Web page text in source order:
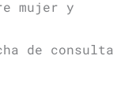
mujer y
de consulta